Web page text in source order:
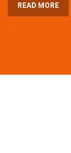
READ MORE